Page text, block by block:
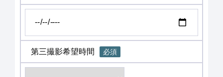
第三撮影希望時間 必須